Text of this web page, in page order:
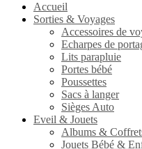
Accueil
Sorties & Voyages
Accessoires de
Echarpes de
Lits parapluie
Portes bébé
Poussettes
Sacs à langer
Sièges Auto
Eveil & Jouets
Albums &
Jouets Bébé &